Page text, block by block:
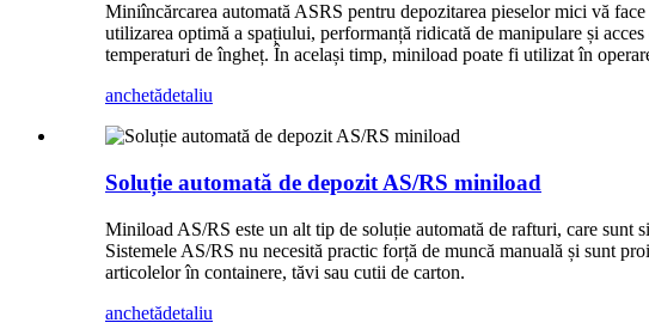
Miniîncărcarea automată ASRS pentru depozitarea pieselor mici vă
utilizarea optimă a spațiului, performanță ridicată de manipulare și
temperaturi de îngheț. În același timp, miniload poate fi utilizat în
anchetădetaliu
Soluție automată de depozit AS/RS miniload
Miniload AS/RS este un alt tip de soluție automată de rafturi, care sunt
Sistemele AS/RS nu necesită practic forță de muncă manuală și sunt
articolelor în containere, tăvi sau cutii de carton.
anchetădetaliu